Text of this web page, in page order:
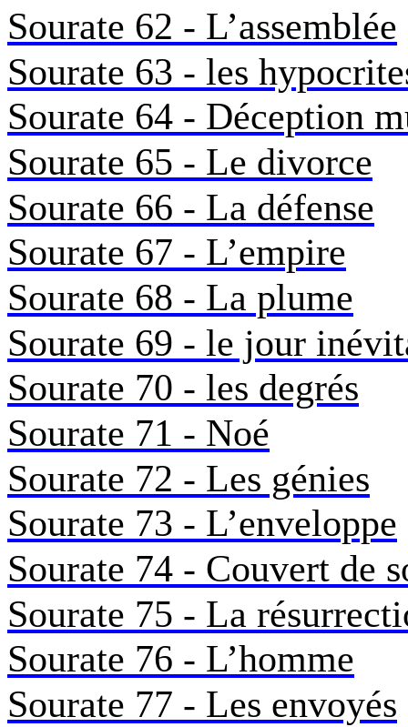
Sourate 62 - L’assemblée
Sourate 63 - les
Sourate 64 - Déception
Sourate 65 - Le divorce
Sourate 66 - La défense
Sourate 67 - L’empire
Sourate 68 - La plume
Sourate 69 - le jour
Sourate 70 - les degrés
Sourate 71 - Noé
Sourate 72 - Les génies
Sourate 73 - L’enveloppe
Sourate 74 - Couvert de
Sourate 75 - La
Sourate 76 - L’homme
Sourate 77 - Les envoyés